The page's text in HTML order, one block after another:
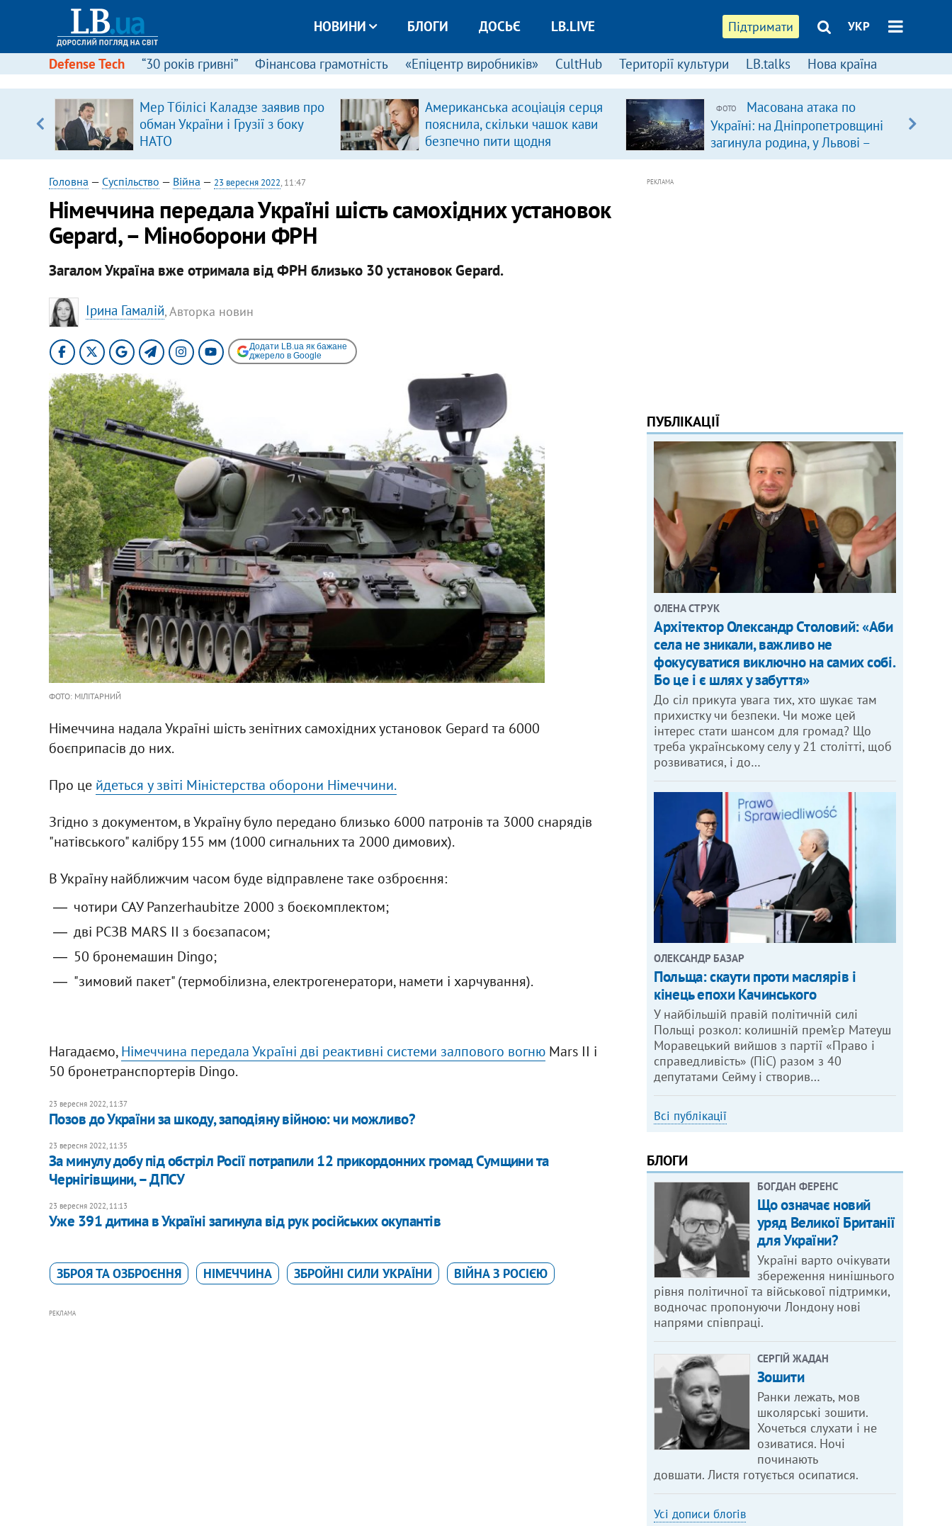
Підтримати УКР
НОВИНИ БЛОГИ ДОСЬЄ LB.LIVE
Defense Tech “30 років гривні” Фінансова грамотність «Епіцентр виробників» CultHub Території культури LB.talks Нова країна
Мер Тбілісі Каладзе заявив про
обман України і Грузії з боку
НАТО
Американська асоціація серця
пояснила, скільки чашок кави
безпечно пити щодня
ФОТО
Масована атака по
Україні: на Дніпропетровщині
загинула родина, у Львові –
удар по багатоповерхівках
Головна — Суспільство — Війна — 23 вересня 2022, 11:47
Німеччина передала Україні шість самохідних установок
Gepard, – Міноборони ФРН
Загалом Україна вже отримала від ФРН близько 30 установок Gepard.
Ірина Гамалій, Авторка новин
Додати LB.ua як бажане
джерело в Google
ФОТО: МІЛІТАРНИЙ
Німеччина надала Україні шість зенітних самохідних установок Gepard та 6000
боєприпасів до них.
Про це йдеться у звіті Міністерства оборони Німеччини.
Згідно з документом, в Україну було передано близько 6000 патронів та 3000 снарядів
"натівського" калібру 155 мм (1000 сигнальних та 2000 димових).
В Україну найближчим часом буде відправлене таке озброєння:
чотири САУ Panzerhaubitze 2000 з боєкомплектом;
дві РСЗВ MARS II з боєзапасом;
50 бронемашин Dingo;
"зимовий пакет" (термобілизна, електрогенератори, намети і харчування).
Нагадаємо,Німеччина передала Україні дві реактивні системи залпового вогнюMars II і
50 бронетранспортерів Dingo.
23 вересня 2022, 11:37
Позов до України за шкоду, заподіяну війною: чи можливо?
23 вересня 2022, 11:35
За минулу добу під обстріл Росії потрапили 12 прикордонних громад Сумщини та
Чернігівщини, – ДПСУ
23 вересня 2022, 11:13
​Уже 391 дитина в Україні загинула від рук російських окупантів
ЗБРОЯ ТА ОЗБРОЄННЯ НІМЕЧЧИНА ЗБРОЙНІ СИЛИ УКРАЇНИ ВІЙНА З РОСІЄЮ
РЕКЛАМА
РЕКЛАМА
ПУБЛІКАЦІЇ
ОЛЕНА СТРУК
Архітектор Олександр Столовий: «Аби
села не зникали, важливо не
фокусуватися виключно на самих собі.
Бо це і є шлях у забуття»
До сіл прикута увага тих, хто шукає там
прихистку чи безпеки. Чи може цей
інтерес стати шансом для громад? Що
треба українському селу у 21 столітті, щоб
розвиватися, і до…
ОЛЕКСАНДР БАЗАР
Польща: скаути проти маслярів і
кінець епохи Качинського
У найбільшій правій політичній силі
Польщі розкол: колишній прем’єр Матеуш
Моравецький вийшов з партії «Право і
справедливість» (ПіС) разом з 40
депутатами Сейму і створив…
Всі публікації
БЛОГИ
БОГДАН ФЕРЕНС
Що означає новий
уряд Великої Британії
для України?
Україні варто очікувати
збереження нинішнього
рівня політичної та військової підтримки,
водночас пропонуючи Лондону нові
напрями співпраці.
СЕРГІЙ ЖАДАН
Зошити
Ранки лежать, мов
школярські зошити.
Хочеться слухати і не
озиватися. Ночі
починають
довшати. Листя готується осипатися.
Усі дописи блогів